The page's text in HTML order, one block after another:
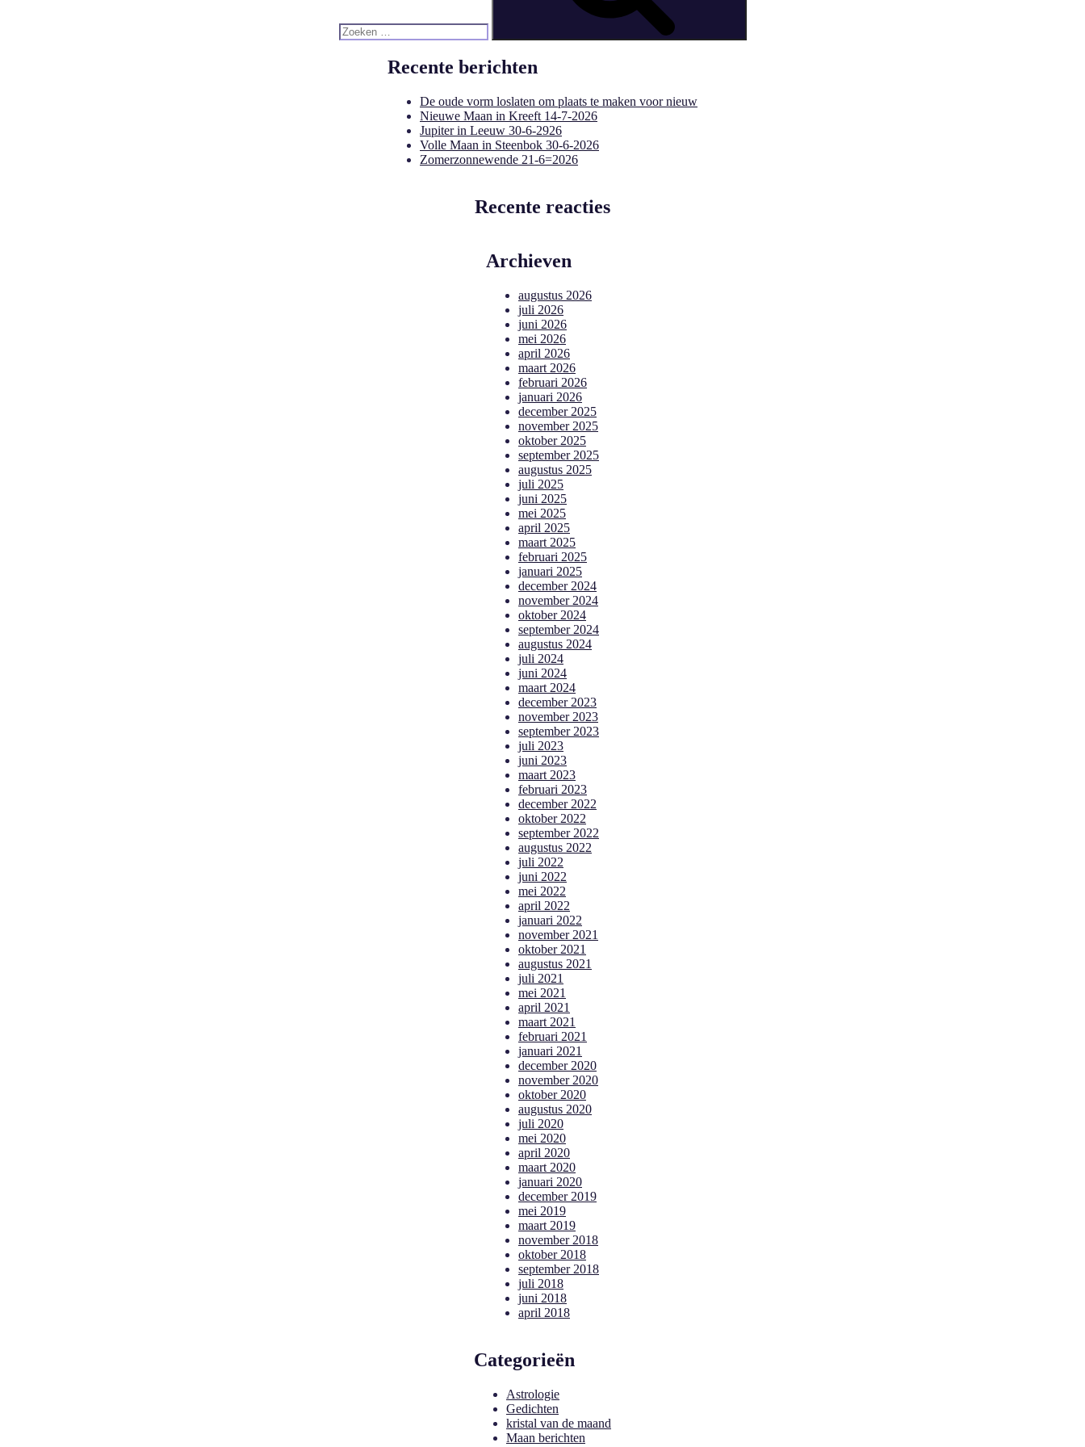
Recente berichten
De oude vorm loslaten om plaats te maken voor nieuw
Nieuwe Maan in Kreeft 14-7-2026
Jupiter in Leeuw 30-6-2926
Volle Maan in Steenbok 30-6-2026
Zomerzonnewende 21-6=2026
Recente reacties
Archieven
augustus 2026
juli 2026
juni 2026
mei 2026
april 2026
maart 2026
februari 2026
januari 2026
december 2025
november 2025
oktober 2025
september 2025
augustus 2025
juli 2025
juni 2025
mei 2025
april 2025
maart 2025
februari 2025
januari 2025
december 2024
november 2024
oktober 2024
september 2024
augustus 2024
juli 2024
juni 2024
maart 2024
december 2023
november 2023
september 2023
juli 2023
juni 2023
maart 2023
februari 2023
december 2022
oktober 2022
september 2022
augustus 2022
juli 2022
juni 2022
mei 2022
april 2022
januari 2022
november 2021
oktober 2021
augustus 2021
juli 2021
mei 2021
april 2021
maart 2021
februari 2021
januari 2021
december 2020
november 2020
oktober 2020
augustus 2020
juli 2020
mei 2020
april 2020
maart 2020
januari 2020
december 2019
mei 2019
maart 2019
november 2018
oktober 2018
september 2018
juli 2018
juni 2018
april 2018
Categorieën
Astrologie
Gedichten
kristal van de maand
Maan berichten